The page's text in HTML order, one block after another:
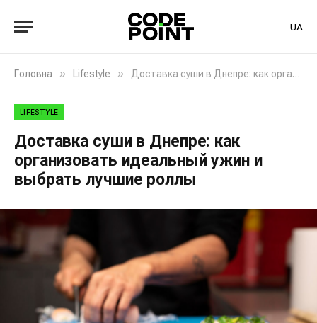
UA
Головна » Lifestyle » Доставка суши в Днепре: как организовать идеальный ужин и выбрать лучшие роллы
LIFESTYLE
Доставка суши в Днепре: как
организовать идеальный ужин и
выбрать лучшие роллы